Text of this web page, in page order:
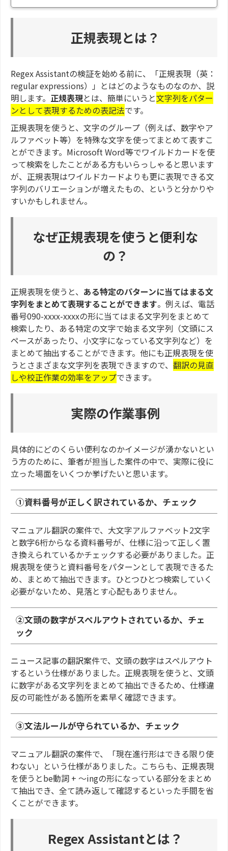
正規表現とは？
Regex Assistantの検証を始める前に、「正規表現（英：
regular expressions）」とはどのようなものなのか、説
明します。 正規表現とは、簡単にいうと文字列をパター
ンとして表現するための表記法です。
正規表現を使うと、文字のグループ（例えば、数字やア
ルファベット等）を特殊な文字を使ってまとめて表すこ
とができます。Microsoft Word等でワイルドカードを使
って検索をしたことがある方もいらっしゃると思います
が、正規表現はワイルドカードよりも更に表現できる文
字列のバリエーションが増えたもの、というと分かりや
すいかもしれません。
なぜ正規表現を使うと便利な
の？
正規表現を使うと、 ある特定のパターンに当てはまる文
字列をまとめて表現することができます。例えば、電話
番号090-xxxx-xxxxの形に当てはまる文字列をまとめて
検索したり、ある特定の文字で始まる文字列（文頭にス
ペースがあったり、小文字になっている文字列など）を
まとめて抽出することができます。他にも正規表現を使
うとさまざまな文字列を表現できますので、 翻訳の見直
しや校正作業の効率をアップできます。
実際の作業事例
具体的にどのくらい便利なのかイメージが湧かないとい
う方のために、筆者が担当した案件の中で、実際に役に
立った場面をいくつか挙げたいと思います。
①資料番号が正しく訳されているか、チェック
マニュアル翻訳の案件で、大文字アルファベット2文字
と数字6桁からなる資料番号が、仕様に沿って正しく置
き換えられているかチェックする必要がありました。正
規表現を使うと資料番号をパターンとして表現できるた
め、まとめて抽出できます。ひとつひとつ検索していく
必要がないため、見落とす心配もありません。
②文頭の数字がスペルアウトされているか、チェ
ック
ニュース記事の翻訳案件で、文頭の数字はスペルアウト
するという仕様がありました。正規表現を使うと、文頭
に数字がある文字列をまとめて抽出できるため、仕様違
反の可能性がある箇所を素早く確認できます。
③文法ルールが守られているか、チェック
マニュアル翻訳の案件で、「現在進行形はできる限り使
わない」という仕様がありました。こちらも、正規表現
を使うとbe動詞 + ～ingの形になっている部分をまとめ
て抽出でき、全て読み返して確認するといった手間を省
くことができます。
Regex Assistantとは？